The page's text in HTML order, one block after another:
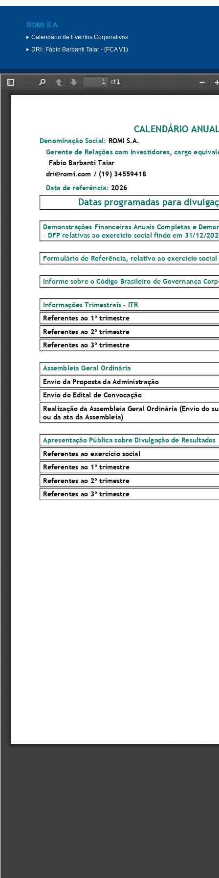
ROMI S.A.
Calendário de Eventos Corporativos
DRI: Fábio Barbanti Taiar - (FCA V1)